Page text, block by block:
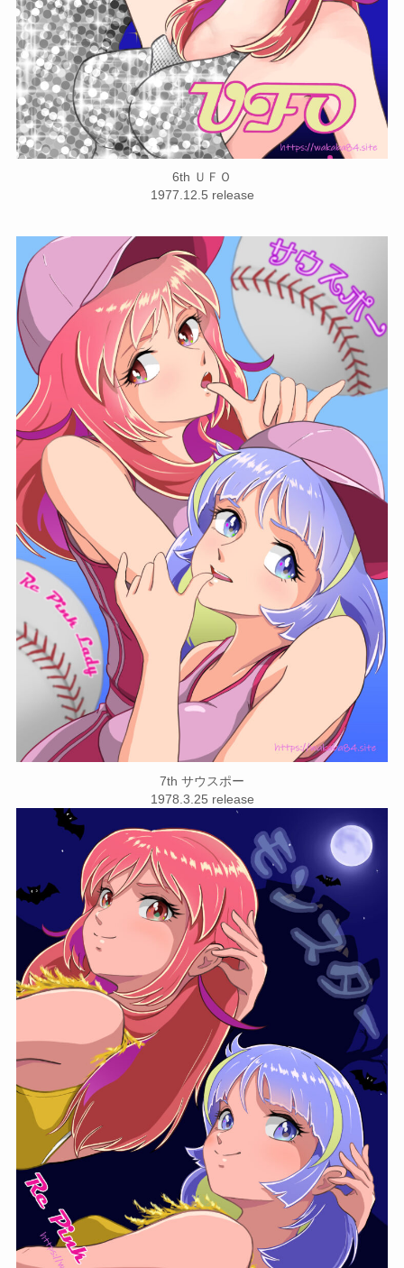
6th ＵＦＯ
1977.12.5 release
7th サウスポー
1978.3.25 release